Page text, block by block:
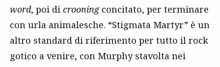
word, poi di crooningconcitato, per terminare
con urla animalesche. “Stigmata Martyr” è un
altro standard di riferimento per tutto il rock
gotico a venire, con Murphy stavolta nei